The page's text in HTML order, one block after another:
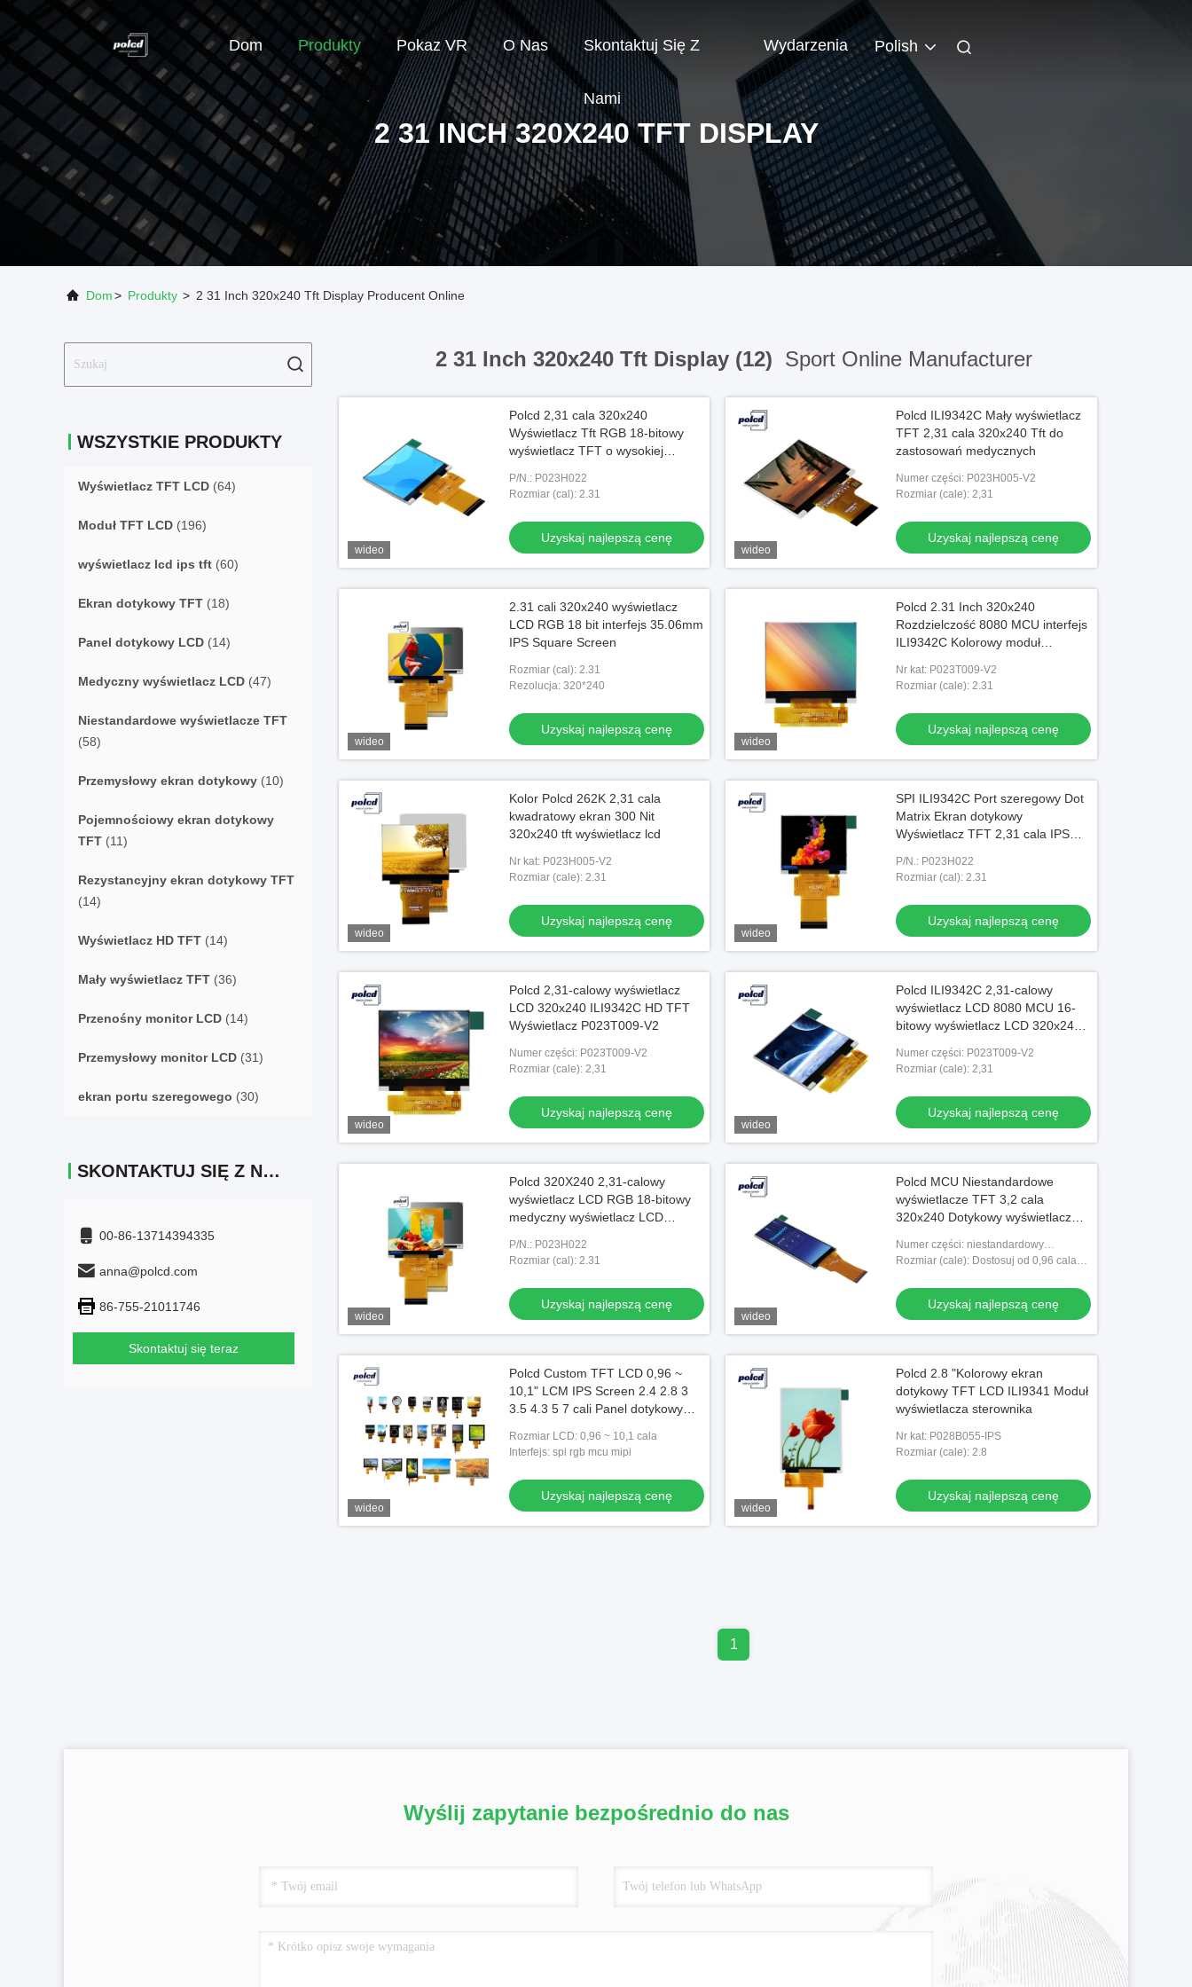
Dom Produkty Pokaz VR O Nas Skontaktuj Się Z
Nami
Wydarzenia Polish
2 31 INCH 320X240 TFT DISPLAY
Dom> Produkty > 2 31 Inch 320x240 Tft Display Producent Online
WSZYSTKIE PRODUKTY
Wyświetlacz TFT LCD (64)
Moduł TFT LCD (196)
wyświetlacz lcd ips tft (60)
Ekran dotykowy TFT (18)
Panel dotykowy LCD (14)
Medyczny wyświetlacz LCD (47)
Niestandardowe wyświetlacze TFT
(58)
Przemysłowy ekran dotykowy (10)
Pojemnościowy ekran dotykowy
TFT (11)
Rezystancyjny ekran dotykowy TFT
(14)
Wyświetlacz HD TFT (14)
Mały wyświetlacz TFT (36)
Przenośny monitor LCD (14)
Przemysłowy monitor LCD (31)
ekran portu szeregowego (30)
SKONTAKTUJ SIĘ Z NAMI
00-86-13714394335
anna@polcd.com
86-755-21011746
Skontaktuj się teraz
2 31 Inch 320x240 Tft Display (12) Sport Online Manufacturer
wideo
Polcd 2,31 cala 320x240
Wyświetlacz Tft RGB 18-bitowy
wyświetlacz TFT o wysokiej
P/N.: P023H022
Rozmiar (cal): 2.31
Uzyskaj najlepszą cenę
wideo
Polcd ILI9342C Mały wyświetlacz
TFT 2,31 cala 320x240 Tft do
zastosowań medycznych
Numer części: P023H005-V2
Rozmiar (cale): 2,31
Uzyskaj najlepszą cenę
wideo
2.31 cali 320x240 wyświetlacz
LCD RGB 18 bit interfejs 35.06mm
IPS Square Screen
Rozmiar (cal): 2.31
Rezolucja: 320*240
Uzyskaj najlepszą cenę
wideo
Polcd 2.31 Inch 320x240
Rozdzielczość 8080 MCU interfejs
ILI9342C Kolorowy moduł
Nr kat: P023T009-V2
Rozmiar (cale): 2.31
Uzyskaj najlepszą cenę
wideo
Kolor Polcd 262K 2,31 cala
kwadratowy ekran 300 Nit
320x240 tft wyświetlacz lcd
Nr kat: P023H005-V2
Rozmiar (cale): 2.31
Uzyskaj najlepszą cenę
wideo
SPI ILI9342C Port szeregowy Dot
Matrix Ekran dotykowy
Wyświetlacz TFT 2,31 cala IPS
P/N.: P023H022
Rozmiar (cal): 2.31
Uzyskaj najlepszą cenę
wideo
Polcd 2,31-calowy wyświetlacz
LCD 320x240 ILI9342C HD TFT
Wyświetlacz P023T009-V2
Numer części: P023T009-V2
Rozmiar (cale): 2,31
Uzyskaj najlepszą cenę
wideo
Polcd ILI9342C 2,31-calowy
wyświetlacz LCD 8080 MCU 16-
bitowy wyświetlacz LCD 320x240
Numer części: P023T009-V2
Rozmiar (cale): 2,31
Uzyskaj najlepszą cenę
wideo
Polcd 320X240 2,31-calowy
wyświetlacz LCD RGB 18-bitowy
medyczny wyświetlacz LCD
P/N.: P023H022
Rozmiar (cal): 2.31
Uzyskaj najlepszą cenę
wideo
Polcd MCU Niestandardowe
wyświetlacze TFT 3,2 cala
320x240 Dotykowy wyświetlacz
Android
Numer części: niestandardowy
wyświetlacz lcd
Rozmiar (cale): Dostosuj od 0,96 cala
Uzyskaj najlepszą cenę
wideo
Polcd Custom TFT LCD 0,96 ~
10,1" LCM IPS Screen 2.4 2.8 3
3.5 4.3 5 7 cali Panel dotykowy
Rozmiar LCD: 0,96 ~ 10,1 cala
Interfejs: spi rgb mcu mipi
Uzyskaj najlepszą cenę
wideo
Polcd 2.8 "Kolorowy ekran
dotykowy TFT LCD ILI9341 Moduł
wyświetlacza sterownika
Nr kat: P028B055-IPS
Rozmiar (cale): 2.8
Uzyskaj najlepszą cenę
1
Wyślij zapytanie bezpośrednio do nas